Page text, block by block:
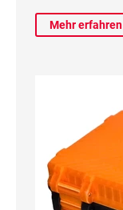
Mehr erfahren